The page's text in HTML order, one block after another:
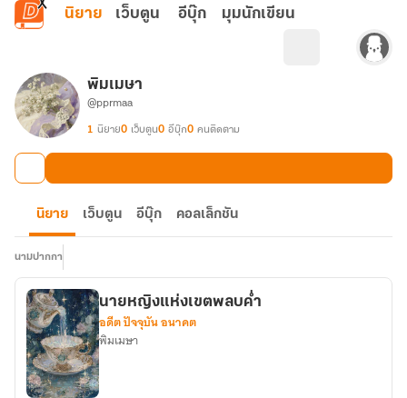
ข้ามไปยังเนื้อหาหลัก
นิยาย เว็บตูน อีบุ๊ก มุมนักเขียน
พิมเมษา
@pprmaa
1 นิยาย0 เว็บตูน0 อีบุ๊ก0 คนติดตาม
นิยาย เว็บตูน อีบุ๊ก คอลเล็กชัน
นามปากกา
นายหญิงแห่งเขตพลบค่ำ
อดีต ปัจจุบัน อนาคต
พิมเมษา